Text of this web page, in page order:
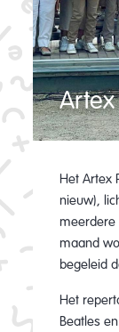
Het Artex
nieuw),
meerdere
maand
begeleid
Het
Beatles